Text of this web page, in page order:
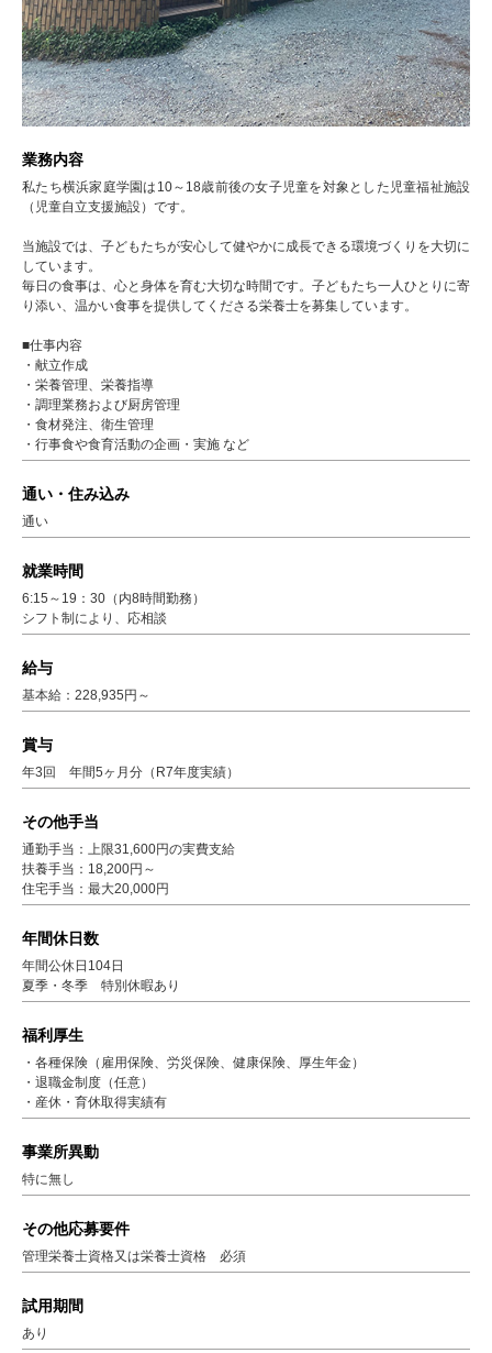
業務内容
私たち横浜家庭学園は10～18歳前後の女子児童を対象とした児童福祉施設
（児童自立支援施設）です。
当施設では、子どもたちが安心して健やかに成長できる環境づくりを大切に
しています。
毎日の食事は、心と身体を育む大切な時間です。子どもたち一人ひとりに寄
り添い、温かい食事を提供してくださる栄養士を募集しています。
■仕事内容
・献立作成
・栄養管理、栄養指導
・調理業務および厨房管理
・食材発注、衛生管理
・行事食や食育活動の企画・実施 など
通い・住み込み
通い
就業時間
6:15～19：30（内8時間勤務）
シフト制により、応相談
給与
基本給：228,935円～
賞与
年3回 年間5ヶ月分（R7年度実績）
その他手当
通勤手当：上限31,600円の実費支給
扶養手当：18,200円～
住宅手当：最大20,000円
年間休日数
年間公休日104日
夏季・冬季 特別休暇あり
福利厚生
・各種保険（雇用保険、労災保険、健康保険、厚生年金）
・退職金制度（任意）
・産休・育休取得実績有
事業所異動
特に無し
その他応募要件
管理栄養士資格又は栄養士資格 必須
試用期間
あり